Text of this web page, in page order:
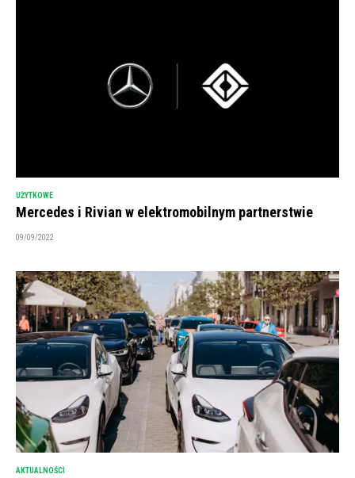
UŻYTKOWE
Mercedes i Rivian w elektromobilnym partnerstwie
09/09/2022
AKTUALNOŚCI